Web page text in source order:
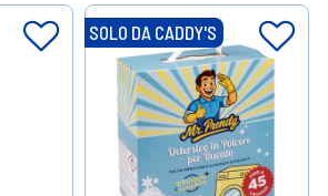
SOLO DA CADDY'S